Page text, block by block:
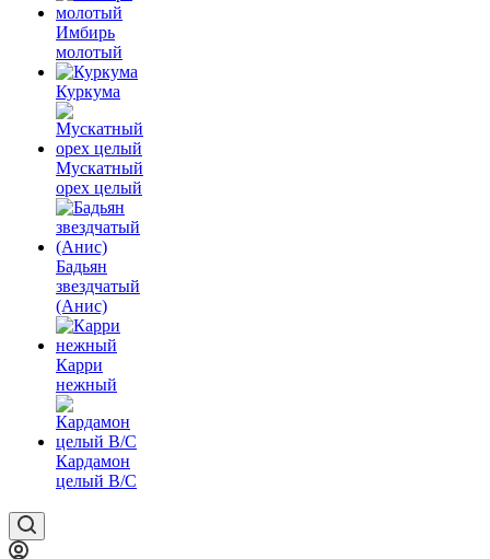
Имбирь
молотый
Куркума
Мускатный
орех целый
Бадьян
звездчатый
(Анис)
Карри
нежный
Кардамон
целый В/С